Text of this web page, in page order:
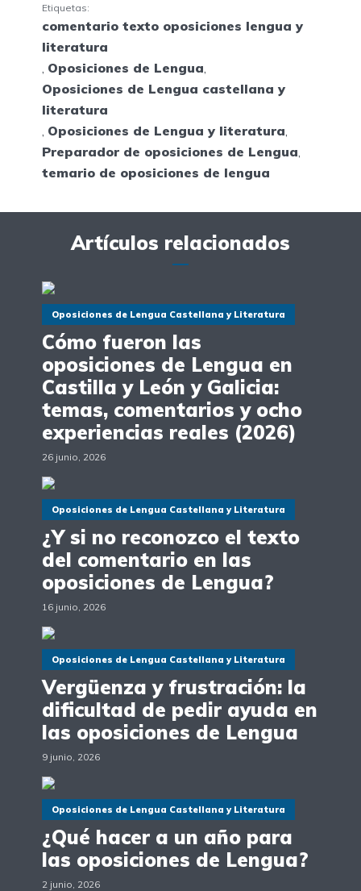
Etiquetas:
comentario texto oposiciones lengua y
literatura
Oposiciones de Lengua
Oposiciones de Lengua castellana y
literatura
Oposiciones de Lengua y literatura
Preparador de oposiciones de Lengua
temario de oposiciones de lengua
Artículos relacionados
Oposiciones de Lengua Castellana y Literatura
Cómo fueron las
oposiciones de Lengua en
Castilla y León y Galicia:
temas, comentarios y ocho
experiencias reales (2026)
26 junio, 2026
Oposiciones de Lengua Castellana y Literatura
¿Y si no reconozco el texto
del comentario en las
oposiciones de Lengua?
16 junio, 2026
Oposiciones de Lengua Castellana y Literatura
Vergüenza y frustración: la
dificultad de pedir ayuda en
las oposiciones de Lengua
9 junio, 2026
Oposiciones de Lengua Castellana y Literatura
¿Qué hacer a un año para
las oposiciones de Lengua?
2 junio, 2026